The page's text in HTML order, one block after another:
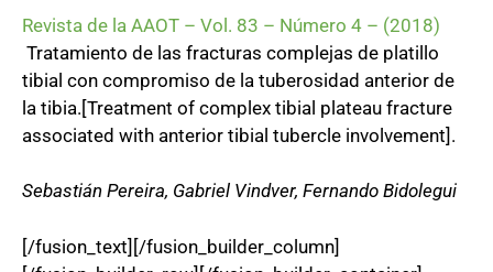
Revista de la AAOT – Vol. 83 – Número 4 – (2018)
Tratamiento de las fracturas complejas de platillo
tibial con compromiso de la tuberosidad anterior de
la tibia.[Treatment of complex tibial plateau fracture
associated with anterior tibial tubercle involvement].
Sebastián Pereira, Gabriel Vindver, Fernando Bidolegui
[/fusion_text][/fusion_builder_column]